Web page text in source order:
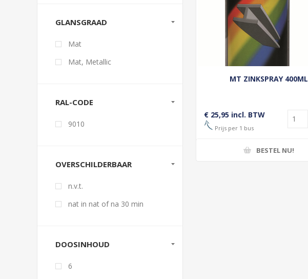
MT ZINKSPRAY 400ML
€ 25,95 incl. BTW
Prijs per 1 bus
BESTEL NU!
GLANSGRAAD
Mat
Mat, Metallic
RAL-CODE
9010
OVERSCHILDERBAAR
n.v.t.
nat in nat of na 30 min
DOOSINHOUD
6